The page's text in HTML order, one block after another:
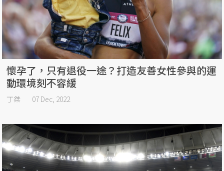
懷孕了，只有退役一途？打造友善女性參與的運
動環境刻不容緩
丁桀 07 Dec, 2022